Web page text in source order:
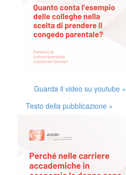
Guarda il video su youtube »
Testo della pubblicazione »